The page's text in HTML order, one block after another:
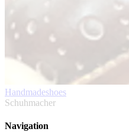
Handmadeshoes
Schuhmacher
Navigation